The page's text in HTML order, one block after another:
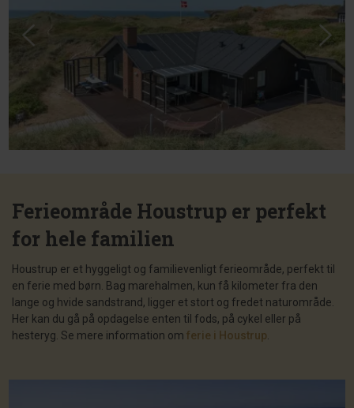
Ferieområde Houstrup er perfekt
for hele familien
Houstrup er et hyggeligt og familievenligt ferieområde, perfekt til
en ferie med børn. Bag marehalmen, kun få kilometer fra den
lange og hvide sandstrand, ligger et stort og fredet naturområde.
Her kan du gå på opdagelse enten til fods, på cykel eller på
hesteryg. Se mere information om ferie i Houstrup